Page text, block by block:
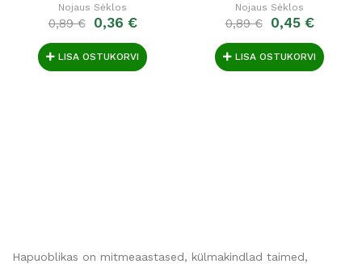
Nojaus Sėklos
0,89 € 0,36 €
LISA OSTUKORVI
Nojaus Sėklos
0,89 € 0,45 €
LISA OSTUKORVI
Hapuoblikas on mitmeaastased, külmakindlad taimed,